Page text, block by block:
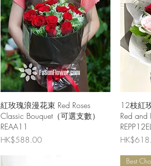
快速瀏覽
紅玫瑰浪漫花束 Red Roses
Classic Bouquet（可選支數）
REAA11
價格
HK$588.00
12枝紅
Red and
價格
Best